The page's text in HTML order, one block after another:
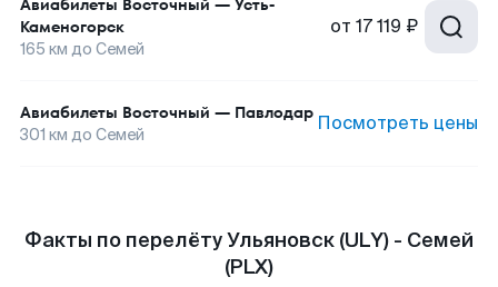
Авиабилеты Восточный — Усть-
Каменогорск
165 км до Семей
от 17 119 ₽
Авиабилеты Восточный — Павлодар
301 км до Семей Посмотреть цены
Факты по перелёту Ульяновск (ULY) - Семей
(PLX)